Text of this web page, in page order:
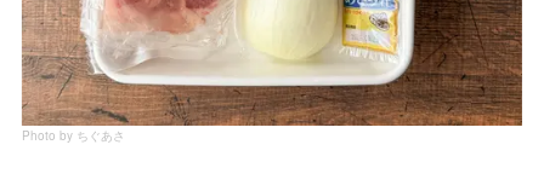
Photo by ちぐあさ